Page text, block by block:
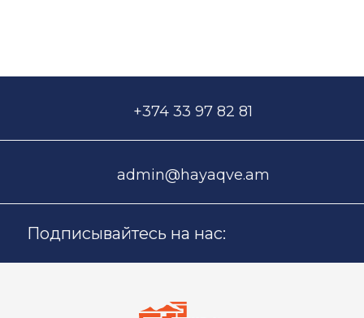
+374 33 97 82 81
admin@hayaqve.am
Подписывайтесь на нас: